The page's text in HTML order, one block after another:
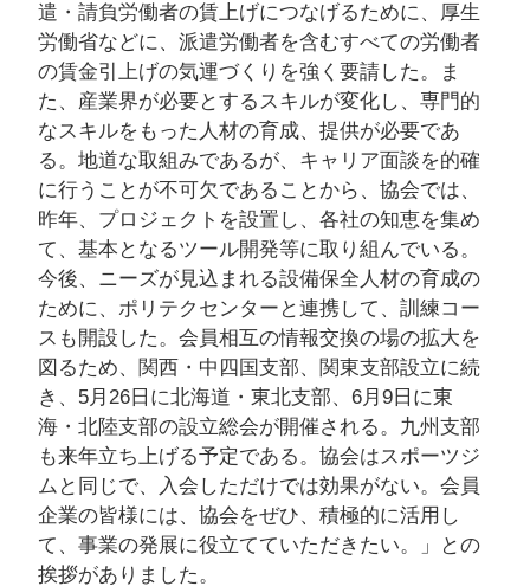
遣・請負労働者の賃上げにつなげるために、厚生
労働省などに、派遣労働者を含むすべての労働者
の賃金引上げの気運づくりを強く要請した。ま
た、産業界が必要とするスキルが変化し、専門的
なスキルをもった人材の育成、提供が必要であ
る。地道な取組みであるが、キャリア面談を的確
に行うことが不可欠であることから、協会では、
昨年、プロジェクトを設置し、各社の知恵を集め
て、基本となるツール開発等に取り組んでいる。
今後、ニーズが見込まれる設備保全人材の育成の
ために、ポリテクセンターと連携して、訓練コー
スも開設した。会員相互の情報交換の場の拡大を
図るため、関西・中四国支部、関東支部設立に続
き、5月26日に北海道・東北支部、6月9日に東
海・北陸支部の設立総会が開催される。九州支部
も来年立ち上げる予定である。協会はスポーツジ
ムと同じで、入会しただけでは効果がない。会員
企業の皆様には、協会をぜひ、積極的に活用し
て、事業の発展に役立てていただきたい。」との
挨拶がありました。